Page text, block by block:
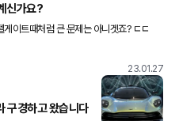
신가요?
이트때처럼 큰 문제는 아니겟죠? ㄷㄷ
23.01.27
구경하고 왔습니다